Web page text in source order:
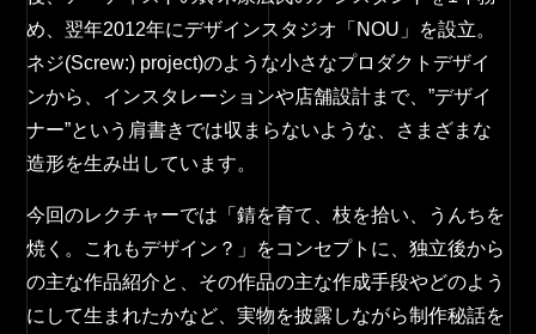
め、翌年2012年にデザインスタジオ「NOU」を設立。
ネジ(Screw:) project)のような小さなプロダクトデザイ
ンから、インスタレーションや店舗設計まで、”デザイ
ナー”という肩書きでは収まらないような、さまざまな
造形を生み出しています。
今回のレクチャーでは「錆を育て、枝を拾い、うんちを
焼く。これもデザイン？」をコンセプトに、独立後から
の主な作品紹介と、その作品の主な作成手段やどのよう
にして生まれたかなど、実物を披露しながら制作秘話を